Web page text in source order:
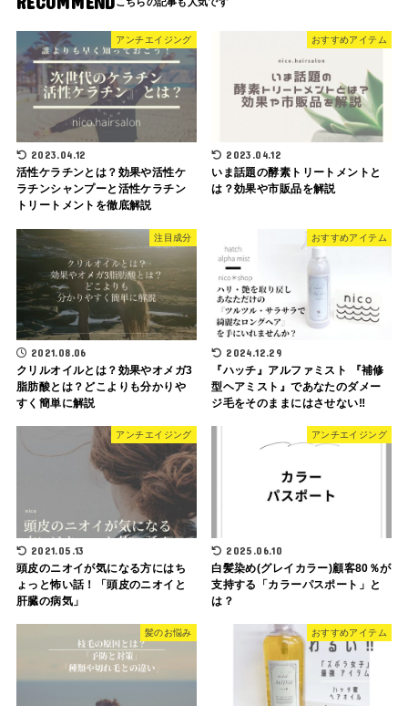
アンチエイジング
2023.04.12
活性ケラチンとは？効果や活性ケ
ラチンシャンプーと活性ケラチン
トリートメントを徹底解説
おすすめアイテム
2023.04.12
いま話題の酵素トリートメントと
は？効果や市販品を解説
注目成分
2021.08.06
クリルオイルとは？効果やオメガ3
脂肪酸とは？どこよりも分かりや
すく簡単に解説
おすすめアイテム
2024.12.29
『ハッチ』アルファミスト 『補修
型ヘアミスト』であなたのダメー
ジ毛をそのままにはさせない‼︎
アンチエイジング
2021.05.13
頭皮のニオイが気になる方にはち
ょっと怖い話！「頭皮のニオイと
肝臓の病気」
アンチエイジング
2025.06.10
白髪染め(グレイカラー)顧客80％が
支持する「カラーパスポート」と
は？
髪のお悩み おすすめアイテム